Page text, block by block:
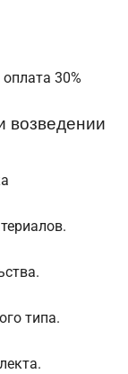
30%
возведении
типа.